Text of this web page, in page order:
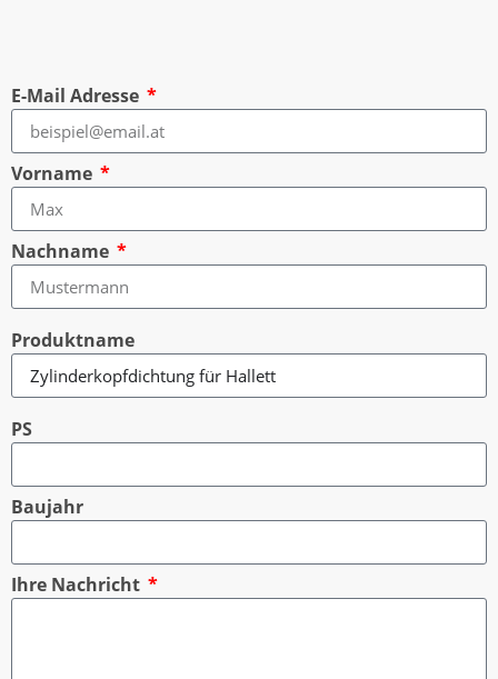
E-Mail Adresse
Vorname
Nachname
Produktname
PS
Baujahr
Ihre Nachricht